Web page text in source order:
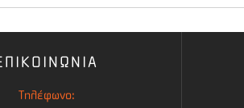
(ΑΞΘ-065)
σας με αυτόν τον ρυθμιζόμενο και
Τηλέφωνο: